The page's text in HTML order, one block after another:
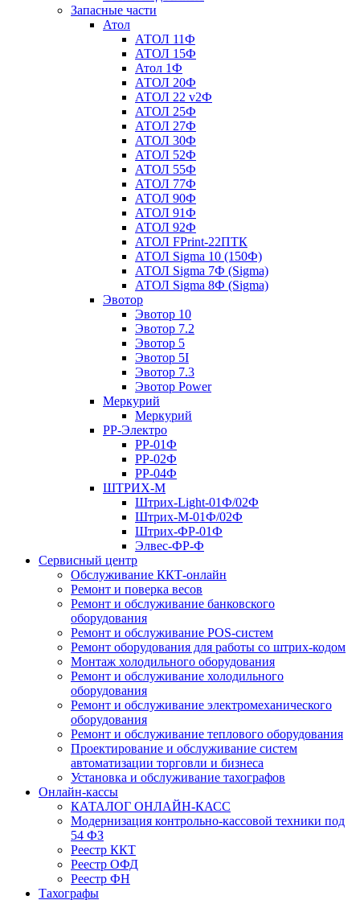
Запасные части
Атол
АТОЛ 11Ф
АТОЛ 15Ф
Атол 1Ф
АТОЛ 20Ф
АТОЛ 22 v2Ф
АТОЛ 25Ф
АТОЛ 27Ф
АТОЛ 30Ф
АТОЛ 52Ф
АТОЛ 55Ф
АТОЛ 77Ф
АТОЛ 90Ф
АТОЛ 91Ф
АТОЛ 92Ф
АТОЛ FPrint-22ПТК
АТОЛ Sigma 10 (150Ф)
АТОЛ Sigma 7Ф (Sigma)
АТОЛ Sigma 8Ф (Sigma)
Эвотор
Эвотор 10
Эвотор 7.2
Эвотор 5
Эвотор 5I
Эвотор 7.3
Эвотор Power
Меркурий
Меркурий
РР-Электро
РР-01Ф
РР-02Ф
РР-04Ф
ШТРИХ-М
Штрих-Light-01Ф/02Ф
Штрих-М-01Ф/02Ф
Штрих-ФР-01Ф
Элвес-ФР-Ф
Сервисный центр
Обслуживание ККТ-онлайн
Ремонт и поверка весов
Ремонт и обслуживание банковского
оборудования
Ремонт и обслуживание POS-систем
Ремонт оборудования для работы со штрих-кодом
Монтаж холодильного оборудования
Ремонт и обслуживание холодильного
оборудования
Ремонт и обслуживание электромеханического
оборудования
Ремонт и обслуживание теплового оборудования
Проектирование и обслуживание систем
автоматизации торговли и бизнеса
Установка и обслуживание тахографов
Онлайн-кассы
КАТАЛОГ ОНЛАЙН-КАСС
Модернизация контрольно-кассовой техники под
54 ФЗ
Реестр ККТ
Реестр ОФД
Реестр ФН
Тахографы